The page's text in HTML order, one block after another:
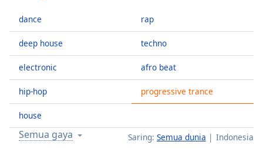
Skip
Mute
Current
Time0:00
Duration-:-
Loaded:
0.00%
Stream
TypeLIVE
dance
deep house
electronic
hip-hop
house
rap
techno
afro beat
progressive trance
Saring: Semua dunia Indonesia
Semua gaya